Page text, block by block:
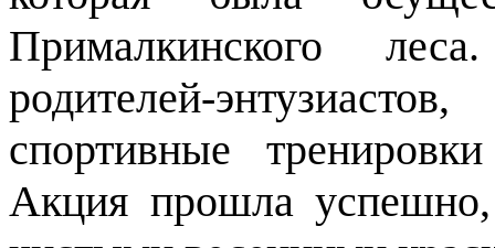
Прималкинского
родителей-
спортивные
Акция прошла